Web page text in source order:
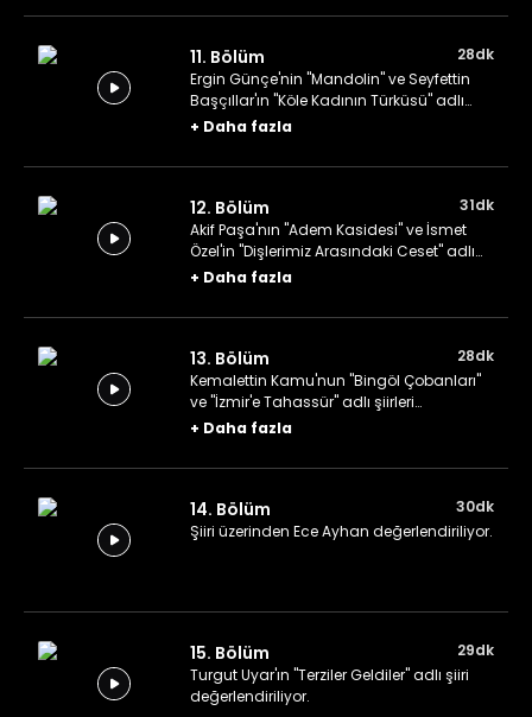
11. Bölüm
28dk
Ergin Günçe'nin "Mandolin" ve Seyfettin
Başçıllar'ın "Köle Kadının Türküsü" adlı
şiirleri değerlendiriliyor.
+ Daha fazla
12. Bölüm
31dk
Akif Paşa'nın "Adem Kasidesi" ve İsmet
Özel'in "Dişlerimiz Arasındaki Ceset" adlı
şiiri değerlendiriliyor.
+ Daha fazla
13. Bölüm
28dk
Kemalettin Kamu'nun "Bingöl Çobanları"
ve "İzmir'e Tahassür" adlı şiirleri
değerlendiriliyor.
+ Daha fazla
14. Bölüm
30dk
Şiiri üzerinden Ece Ayhan değerlendiriliyor.
15. Bölüm
29dk
Turgut Uyar'ın "Terziler Geldiler" adlı şiiri
değerlendiriliyor.